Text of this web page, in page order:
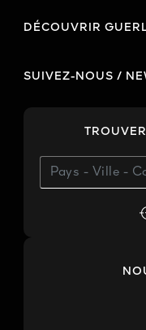
DÉCOUVRIR
SUIVEZ-NOUS /